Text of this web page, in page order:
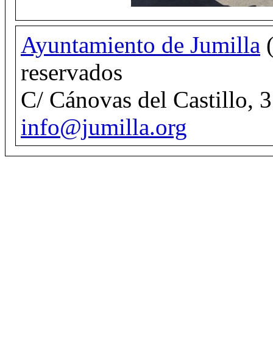
Ayuntamiento de Jumilla
reservados
C/ Cánovas del Castillo,
info@jumilla.org